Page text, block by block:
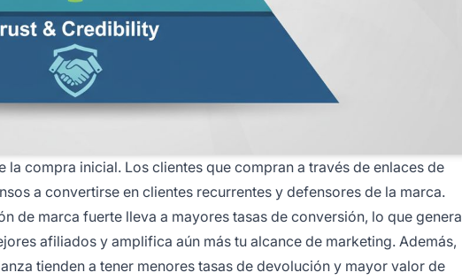
la compra inicial. Los clientes que compran a través de enlaces de
a convertirse en clientes recurrentes y defensores de la marca.
de marca fuerte lleva a mayores tasas de conversión, lo que genera
afiliados y amplifica aún más tu alcance de marketing. Además,
tienden a tener menores tasas de devolución y mayor valor de